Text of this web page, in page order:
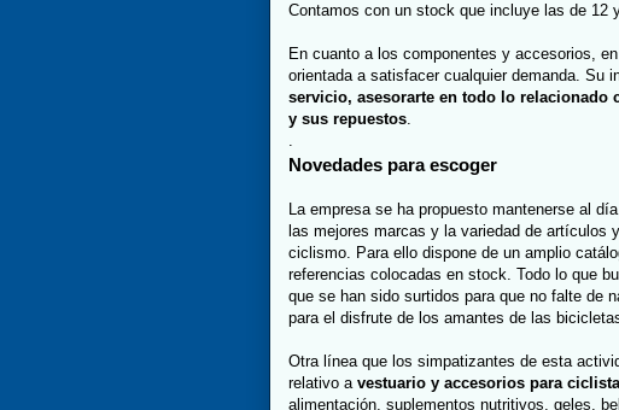
Contamos con un stock que incluye las de 12
En cuanto a los componentes y accesorios,
orientada a satisfacer cualquier demanda. Su
servicio, asesorarte en todo lo relacionado
y sus repuestos.
.
Novedades para escoger
La empresa se ha propuesto mantenerse al
las mejores marcas y la variedad de artículos
ciclismo. Para ello dispone de un amplio
referencias colocadas en stock. Todo lo que
que se han sido surtidos para que no falte de
para el disfrute de los amantes de las
Otra línea que los simpatizantes de esta
relativo a vestuario y accesorios para
alimentación, suplementos nutritivos, geles,